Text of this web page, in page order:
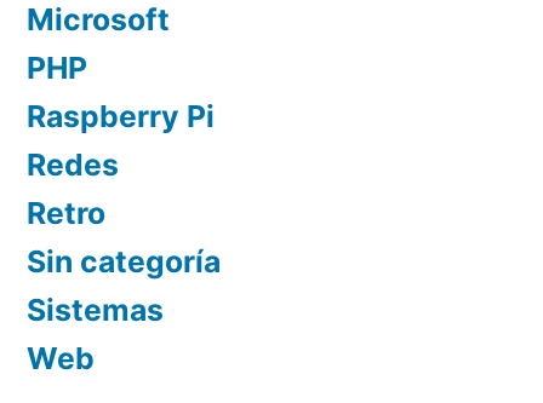
Microsoft
PHP
Raspberry Pi
Redes
Retro
Sin categoría
Sistemas
Web